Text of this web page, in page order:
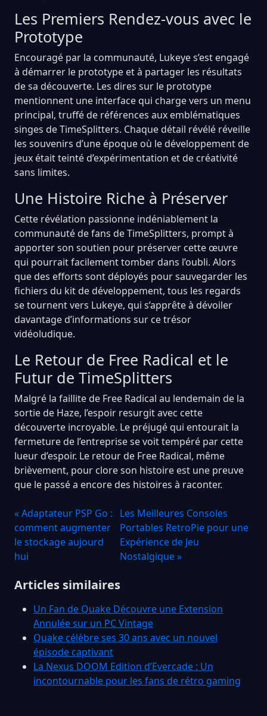
Les Premiers Rendez-vous avec le
Prototype
Encouragé par la communauté, Lukeye s’est engagé
à démarrer le prototype et à partager les résultats
de sa découverte. Les dires sur le prototype
mentionnent une interface qui charge vers un menu
principal, truffé de références aux emblématiques
singes de TimeSplitters. Chaque détail révélé réveille
les souvenirs d’une époque où le développement de
jeux était teinté d’expérimentation et de créativité
sans limites.
Une Histoire Riche à Préserver
Cette révélation passionne indéniablement la
communauté de fans de TimeSplitters, prompt à
apporter son soutien pour préserver cette œuvre
qui pourrait facilement tomber dans l’oubli. Alors
que des efforts sont déployés pour sauvegarder les
fichiers du kit de développement, tous les regards
se tournent vers Lukeye, qui s’apprête à dévoiler
davantage d’informations sur ce trésor
vidéoludique.
Le Retour de Free Radical et le
Futur de TimeSplitters
Malgré la faillite de Free Radical au lendemain de la
sortie de Haze, l’espoir resurgit avec cette
découverte incroyable. Le préjugé qui entourait la
fermeture de l’entreprise se voit tempéré par cette
lueur d’espoir. Le retour de Free Radical, même
brièvement, pour clore son histoire est une preuve
que le passé a encore des histoires à raconter.
« Adaptateur PSP Go :
comment augmenter
le stockage aujourd
hui
Les Meilleures Consoles
Portables RetroPie pour une
Expérience de Jeu
Nostalgique »
Articles similaires
Un Fan de Quake Découvre une Extension
Annulée sur un PC Vintage
Quake célèbre ses 30 ans avec un nouvel
épisode captivant
La Nexus DOOM Edition d’Evercade : Un
incontournable pour les fans de rétro gaming